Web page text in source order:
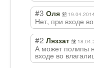
#3 Оля
Нет, при входе
#2 Ляззат
А может полипы
входе во